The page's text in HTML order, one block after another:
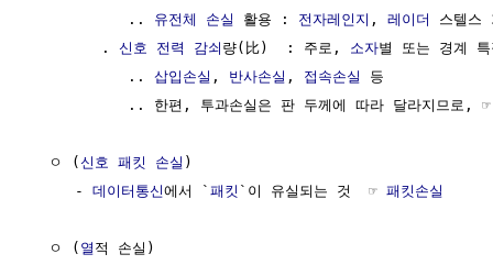
           ..
유전체 손실 활용 : 전자레인지 , 레이더
스텔스
        .
신호 전력 감쇠 량(比)  : 주로, 소자별 또는 경계
           ..
삽입손실 , 반사손실 , 접속손실
등
.. 한편, 투과손실은 판 두께에 따라 달라지므로,
  ㅇ (
신호 패킷 손실 )
     -
데이터통신에서 ` 패킷 `이 유실되는 것  ☞ 패킷손실
  ㅇ (
열 적 손실)